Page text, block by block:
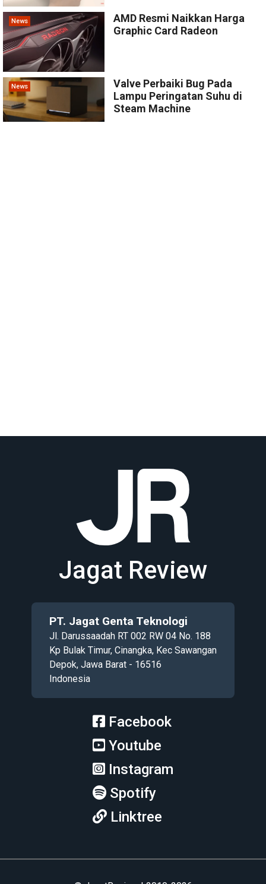
News
AMD Resmi Naikkan Harga
Graphic Card Radeon
News
Valve Perbaiki Bug Pada
Lampu Peringatan Suhu di
Steam Machine
Jagat Review
PT. Jagat Genta Teknologi
Jl. Darussaadah RT 002 RW 04 No. 188
Kp Bulak Timur, Cinangka, Kec Sawangan
Depok, Jawa Barat - 16516
Indonesia
Facebook
Youtube
Instagram
Spotify
Linktree